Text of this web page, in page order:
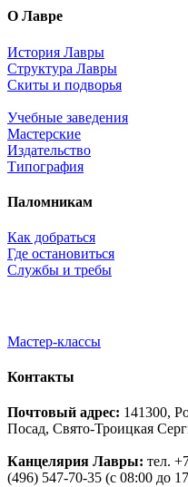
О Лавре
История Лавры
Структура Лавры
Скиты и подворья
Учебные заведения
Мастерские
Издательство
Типография
Паломникам
Как добраться
Где остановиться
Службы и требы
Мастер-классы
Контакты
Почтовый адрес: 141300,
Посад, Свято-Троицкая
Канцелярия Лавры: тел.
(496) 547-70-35 (с 08:00 до